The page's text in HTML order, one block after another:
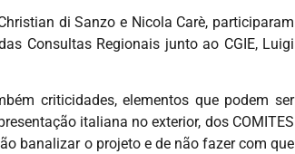
di Sanzo e Nicola Carè, participaram
Consultas Regionais junto ao CGIE, Luigi
criticidades, elementos que podem ser
italiana no exterior, dos COMITES
banalizar o projeto e de não fazer com que